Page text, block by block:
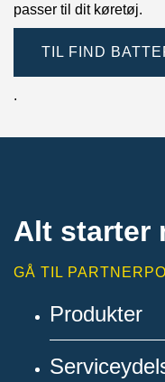
passer til dit køretøj.
TIL FIND
.
Alt starter
GÅ TIL
Produkter